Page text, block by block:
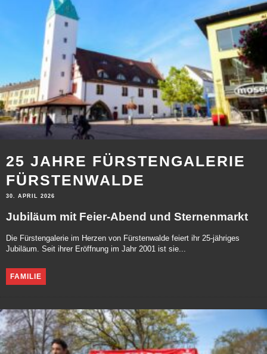
25 JAHRE FÜRSTENGALERIE
FÜRSTENWALDE
30. APRIL 2026
Jubiläum mit Feier-Abend und Sternenmarkt
Die Fürstengalerie im Herzen von Fürstenwalde feiert ihr 25-jähriges
Jubiläum. Seit ihrer Eröffnung im Jahr 2001 ist sie...
FAMILIE